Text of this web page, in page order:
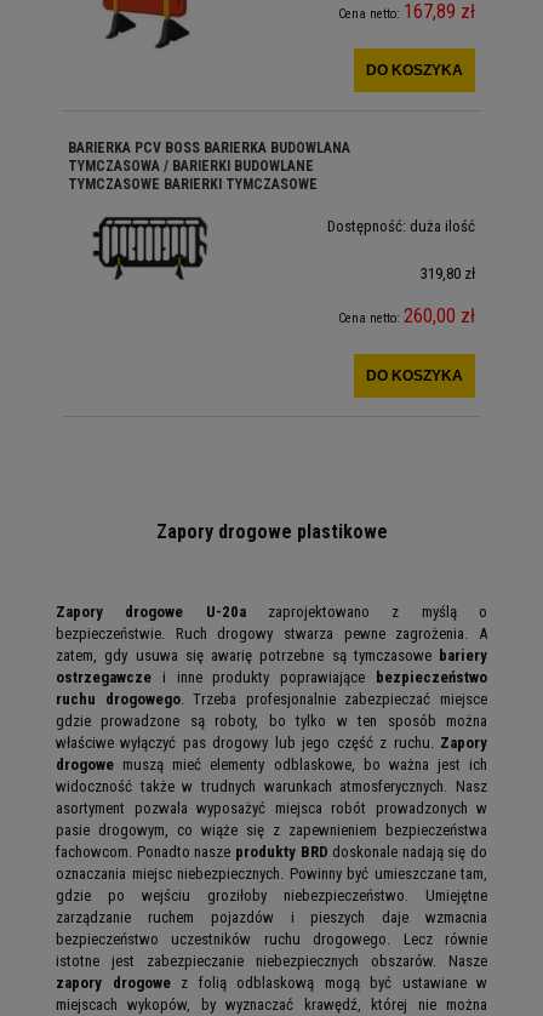
Cena netto: 167,89 zł
DO KOSZYKA
BARIERKA PCV BOSS BARIERKA BUDOWLANA
TYMCZASOWA / BARIERKI BUDOWLANE
TYMCZASOWE BARIERKI TYMCZASOWE
Dostępność: duża ilość
319,80 zł
Cena netto: 260,00 zł
DO KOSZYKA
Zapory drogowe plastikowe
Zapory drogowe U-20azaprojektowano z myślą o
bezpieczeństwie. Ruch drogowy stwarza pewne zagrożenia. A
zatem, gdy usuwa się awarię potrzebne są tymczasowe bariery
ostrzegawcze i inne produkty poprawiające
bezpieczeństwo
ruchu drogowego. Trzeba profesjonalnie zabezpieczać miejsce
gdzie prowadzone są roboty, bo tylko w ten sposób można
właściwe wyłączyć pas drogowy lub jego część z ruchu. Zapory
drogowe muszą mieć elementy odblaskowe, bo ważna jest ich
widoczność także w trudnych warunkach atmosferycznych. Nasz
asortyment pozwala wyposażyć miejsca robót prowadzonych w
pasie drogowym, co wiąże się z zapewnieniem bezpieczeństwa
fachowcom. Ponadto nasze produkty BRD doskonale nadają się do
oznaczania miejsc niebezpiecznych. Powinny być umieszczane tam,
gdzie po wejściu groziłoby niebezpieczeństwo. Umiejętne
zarządzanie ruchem pojazdów i pieszych daje wzmacnia
bezpieczeństwo uczestników ruchu drogowego. Lecz równie
istotne jest zabezpieczanie niebezpiecznych obszarów. Nasze
zapory drogowez folią odblaskową mogą być ustawiane w
miejscach wykopów, by wyznaczać krawędź, której nie można